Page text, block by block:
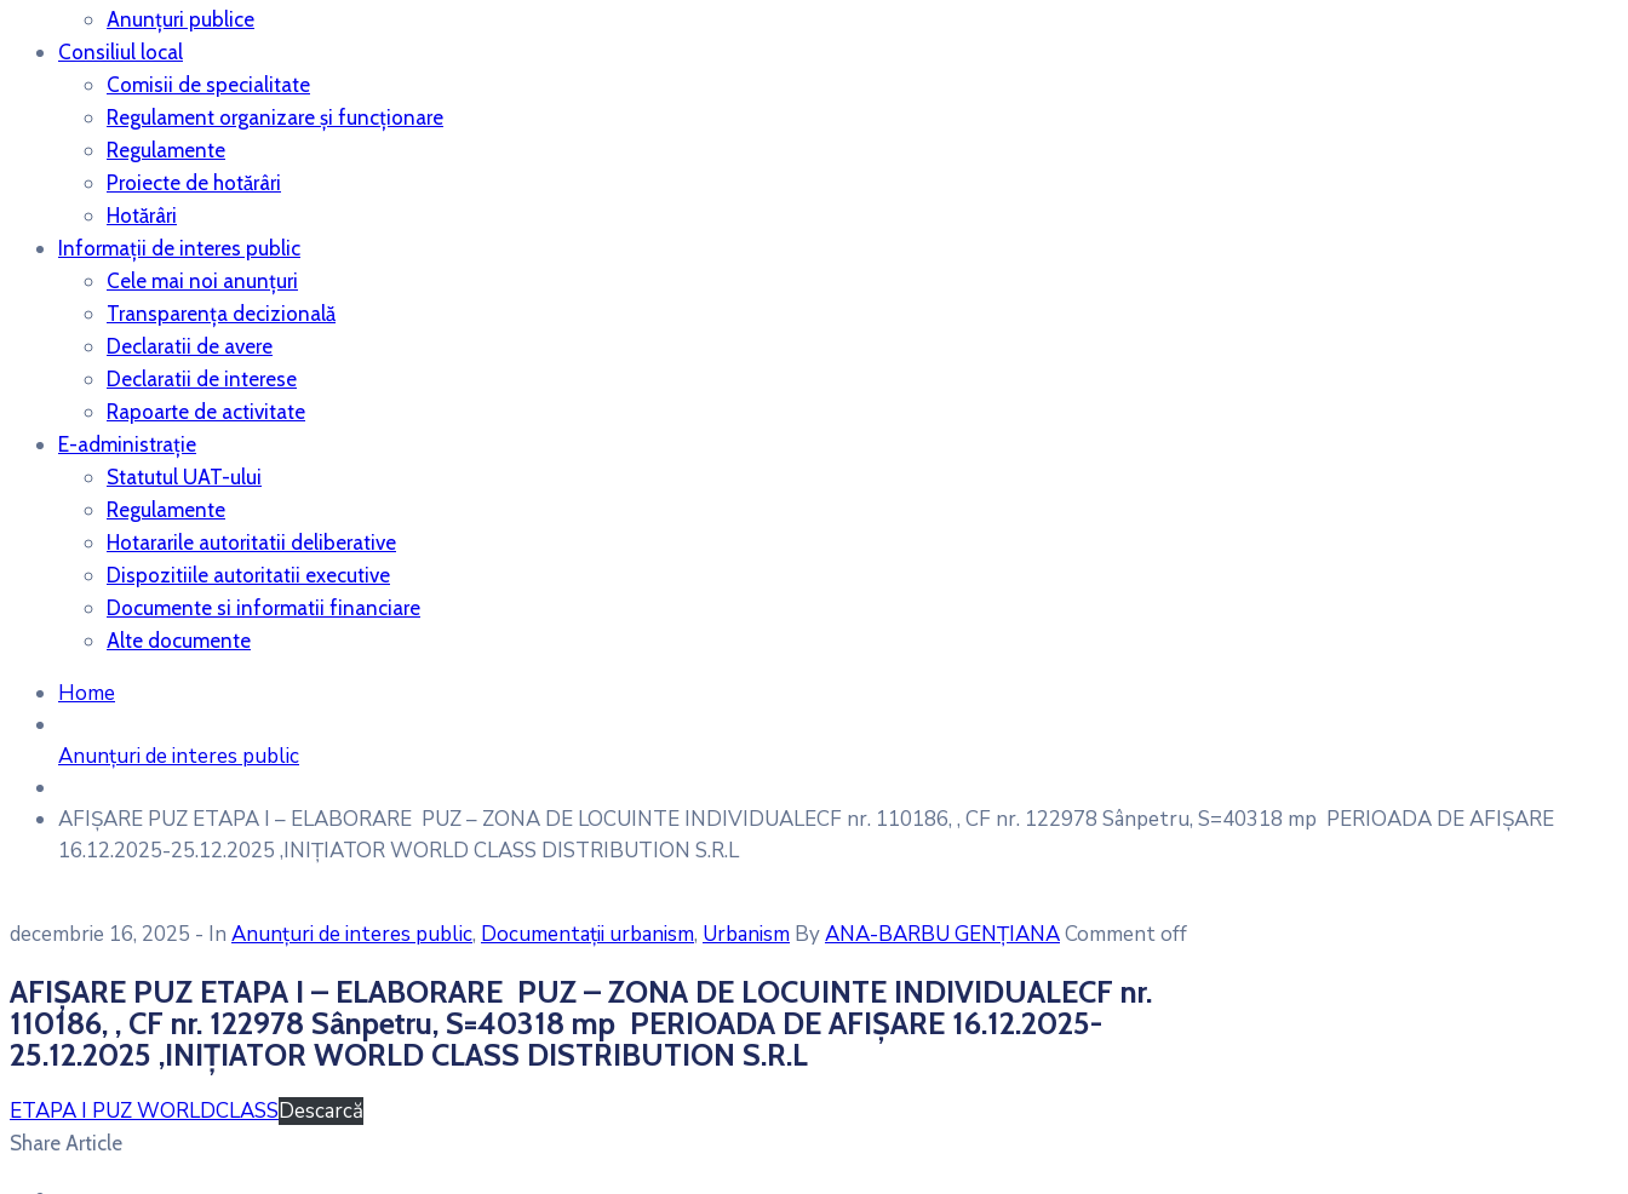
Anunțuri publice
Consiliul local
Comisii de specialitate
Regulament organizare și funcționare
Regulamente
Proiecte de hotărâri
Hotărâri
Informații de interes public
Cele mai noi anunțuri
Transparența decizională
Declaratii de avere
Declaratii de interese
Rapoarte de activitate
E-administrație
Statutul UAT-ului
Regulamente
Hotararile autoritatii deliberative
Dispozitiile autoritatii executive
Documente si informatii financiare
Alte documente
Home
Anunțuri de interes public
AFIȘARE PUZ ETAPA I – ELABORARE PUZ – ZONA DE LOCUINTE INDIVIDUALECF nr. 110186, , CF nr. 122978 Sânpetru, S=40318 mp PERIOADA DE AFIȘARE
16.12.2025-25.12.2025 ,INIȚIATOR WORLD CLASS DISTRIBUTION S.R.L
decembrie 16, 2025 - In Anunțuri de interes public‚ Documentații urbanism‚ Urbanism ByANA-BARBU GENȚIANAComment off
AFIȘARE PUZ ETAPA I – ELABORARE PUZ – ZONA DE LOCUINTE INDIVIDUALECF nr.
110186, , CF nr. 122978 Sânpetru, S=40318 mp PERIOADA DE AFIȘARE 16.12.2025-
25.12.2025 ,INIȚIATOR WORLD CLASS DISTRIBUTION S.R.L
ETAPA I PUZ WORLDCLASSDescarcă
Share Article